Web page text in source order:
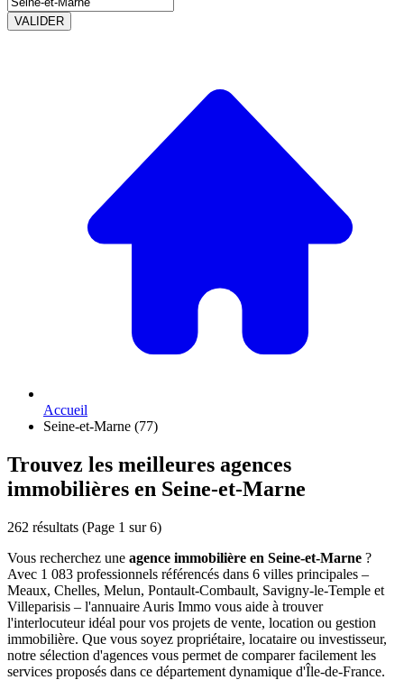
VALIDER
Accueil
Seine-et-Marne (77)
Trouvez les meilleures agences
immobilières en Seine-et-Marne
262 résultats (Page 1 sur 6)
Vous recherchez une agence immobilière en Seine-et-Marne ?
Avec 1 083 professionnels référencés dans 6 villes principales –
Meaux, Chelles, Melun, Pontault-Combault, Savigny-le-Temple et
Villeparisis – l'annuaire Auris Immo vous aide à trouver
l'interlocuteur idéal pour vos projets de vente, location ou gestion
immobilière. Que vous soyez propriétaire, locataire ou investisseur,
notre sélection d'agences vous permet de comparer facilement les
services proposés dans ce département dynamique d'Île-de-France.